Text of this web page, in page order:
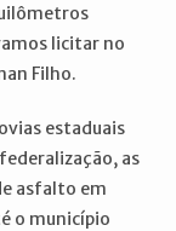
licitar no
Filho.
estaduais
as
asfalto em
o município